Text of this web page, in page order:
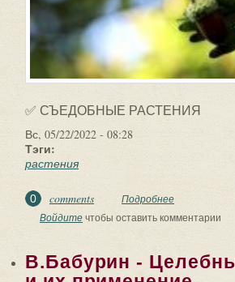
✅ СЪЕДОБНЫЕ РАСТЕНИЯ
Вс, 05/22/2022 - 08:28
Тэги:
растения
0 comments Подробнее
Робинзона:
Войдитечтобы оставить комментарии
В.Бабурин -